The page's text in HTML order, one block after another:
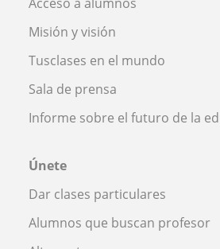
Misión y visión
Tusclases en el mundo
Sala de prensa
Informe sobre el futuro de la
Únete
Dar clases particulares
Alumnos que buscan profesor